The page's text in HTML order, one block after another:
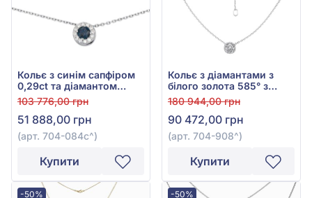
Кольє з синім сапфіром
0,29ct та діамантом
0,13ct із білого золота
585°, арт. 704-084с
103 776,00 грн
51 888,00 грн
(арт. 704-084с^)
Купити
Кольє з діамантами з
білого золота 585° з
діамантом 0,22ct, арт.
704-908
180 944,00 грн
90 472,00 грн
(арт. 704-908^)
Купити
-50% -50%